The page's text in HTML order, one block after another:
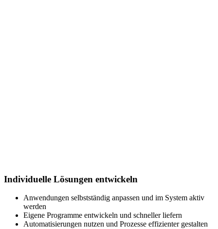
Individuelle Lösungen entwickeln
Anwendungen selbstständig anpassen und im System aktiv
werden
Eigene Programme entwickeln und schneller liefern
Automatisierungen nutzen und Prozesse effizienter gestalten